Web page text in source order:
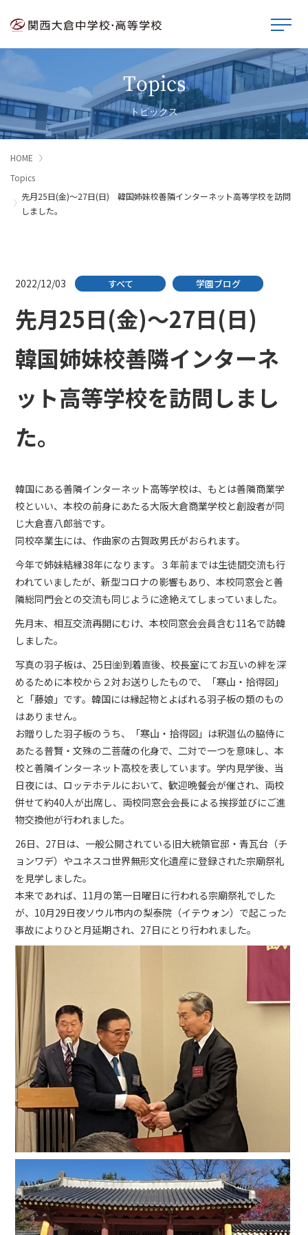
Topics
トピックス
HOME
Topics
先月25日(金)～27日(日) 韓国姉妹校善隣インターネット高等学校を訪問
しました。
2022/12/03 すべて 学園ブログ
先月25日(金)～27日(日)
韓国姉妹校善隣インターネ
ット高等学校を訪問しまし
た。
韓国にある善隣インターネット高等学校は、もとは善隣商業学
校といい、本校の前身にあたる大阪大倉商業学校と創設者が同
じ大倉喜八郎翁です。
同校卒業生には、作曲家の古賀政男氏がおられます。
今年で姉妹結縁38年になります。３年前までは生徒間交流も行
われていましたが、新型コロナの影響もあり、本校同窓会と善
隣総同門会との交流も同じように途絶えてしまっていました。
先月末、相互交流再開にむけ、本校同窓会会員含む11名で訪韓
しました。
写真の羽子板は、25日㈮到着直後、校長室にてお互いの絆を深
めるために本校から２対お送りしたもので、「寒山・拾得図」
と「藤娘」です。韓国には縁起物とよばれる羽子板の類のもの
はありません。
お贈りした羽子板のうち、「寒山・拾得図」は釈迦仏の脇侍に
あたる普賢・文殊の二菩薩の化身で、二対で一つを意味し、本
校と善隣インターネット高校を表しています。学内見学後、当
日夜には、ロッテホテルにおいて、歓迎晩餐会が催され、両校
併せて約40人が出席し、両校同窓会会長による挨拶並びにご進
物交換他が行われました。
26日、27日は、一般公開されている旧大統領官邸・青瓦台（チ
ョンワデ）やユネスコ世界無形文化遺産に登録された宗廟祭礼
を見学しました。
本来であれば、11月の第一日曜日に行われる宗廟祭礼でした
が、10月29日夜ソウル市内の梨泰院（イテウォン）で起こった
事故によりひと月延期され、27日にとり行われました。